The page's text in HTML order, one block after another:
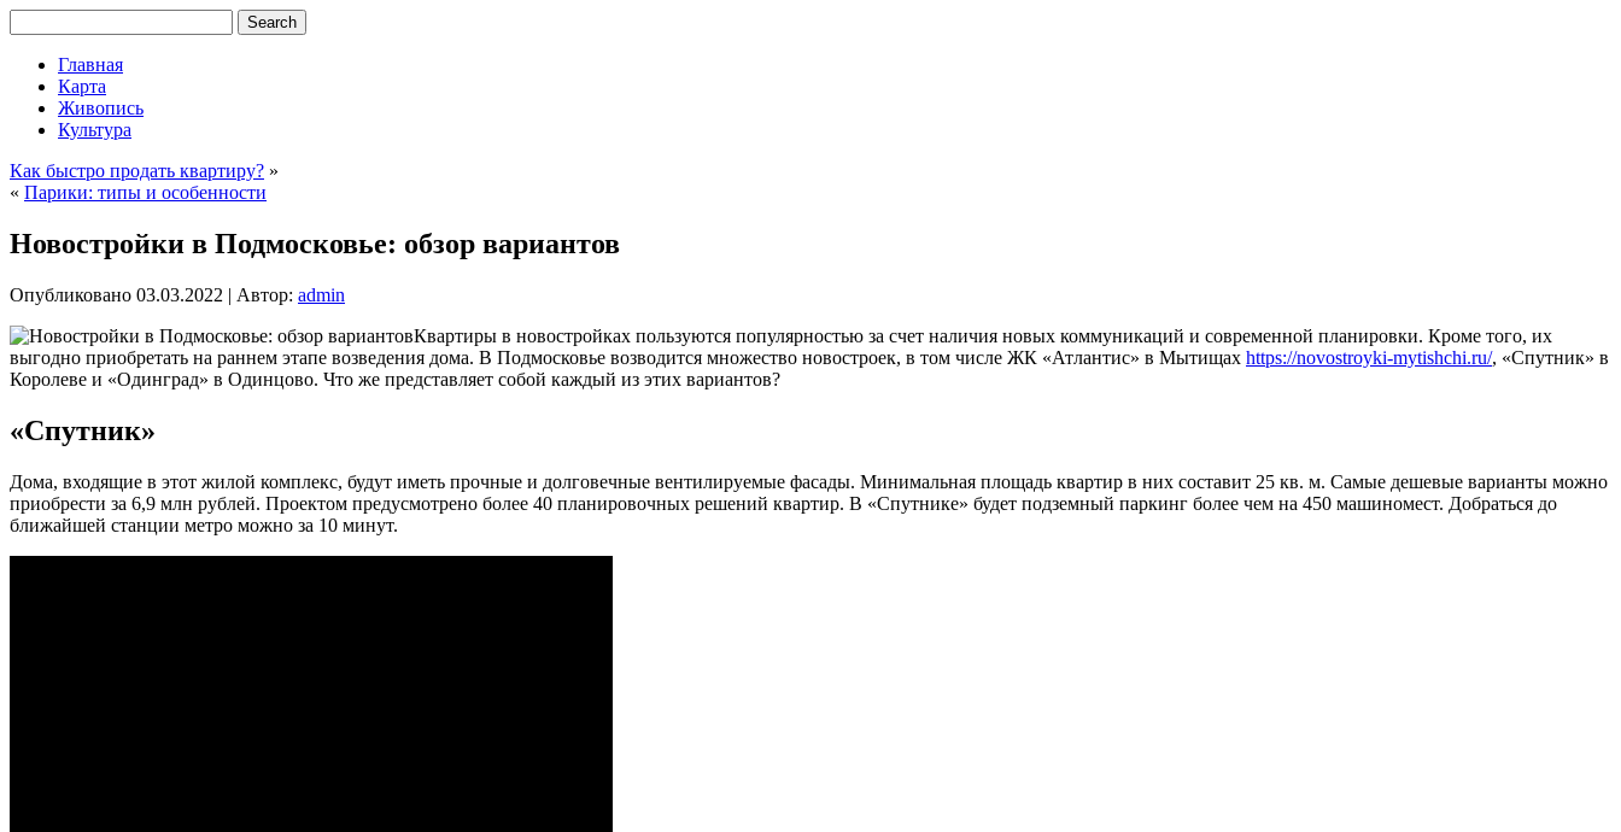
Главная
Карта
Живопись
Культура
Как быстро продать квартиру? »
« Парики: типы и особенности
Новостройки в Подмосковье: обзор вариантов
Опубликовано 03.03.2022 | Автор: admin
Квартиры в новостройках пользуются популярностью за счет наличия новых коммуникаций и современной планировки. Кроме того, их
выгодно приобретать на раннем этапе возведения дома. В Подмосковье возводится множество новостроек, в том числе ЖК «Атлантис» в Мытищах https://novostroyki-mytishchi.ru/, «Спутник» в
Королеве и «Одинград» в Одинцово. Что же представляет собой каждый из этих вариантов?
«Спутник»
Дома, входящие в этот жилой комплекс, будут иметь прочные и долговечные вентилируемые фасады. Минимальная площадь квартир в них составит 25 кв. м. Самые дешевые варианты можно
приобрести за 6,9 млн рублей. Проектом предусмотрено более 40 планировочных решений квартир. В «Спутнике» будет подземный паркинг более чем на 450 машиномест. Добраться до
ближайшей станции метро можно за 10 минут.